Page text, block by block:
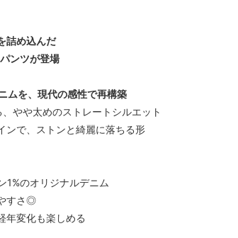
詰め込んだ
ンツが登場
ムを、現代の感性で再構築
やや太めのストレートシルエット
ンで、ストンと綺麗に落ちる形
1%のオリジナルデニム
すさ◎
年変化も楽しめる